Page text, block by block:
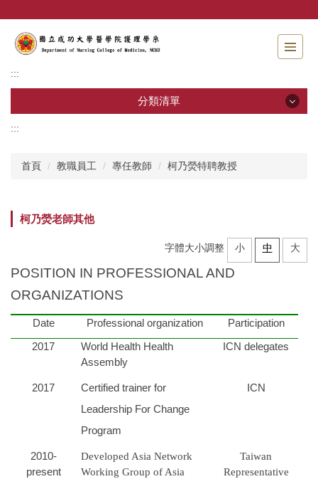
主
內
:::
分類清單
招生資訊
學士班
碩士班
申請表及範本
:::
首頁 教職員工 專任教師 柯乃熒特聘教授
柯乃熒老師其他
字體大小調整 小 中 大
POSITION IN PROFESSIONAL AND
ORGANIZATIONS
Date Professional organization
Participation
2017
World Health Health
Assembly
ICN delegates
2017
Certified trainer for
Leadership For Change
Program
ICN
2010-
present
Developed Asia Network
Working Group of Asia
Taiwan
Representative